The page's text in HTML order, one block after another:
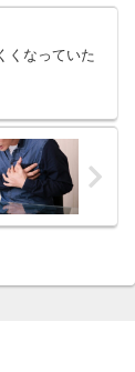
くなっていた